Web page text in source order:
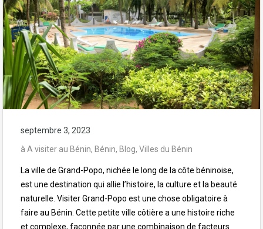
septembre 3, 2023
à A visiter au Bénin, Bénin, Blog, Villes du Bénin
La ville de Grand-Popo, nichée le long de la côte béninoise,
est une destination qui allie l’histoire, la culture et la beauté
naturelle. Visiter Grand-Popo est une chose obligatoire à
faire au Bénin. Cette petite ville côtière a une histoire riche
et complexe, façonnée par une combinaison de facteurs